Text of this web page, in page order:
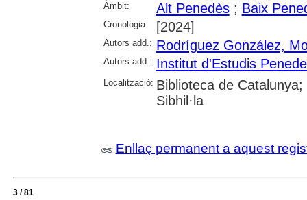
Àmbit:
Alt Penedès; Baix
Cronologia: [2024]
Autors add.: Rodríguez González,
Autors add.: Institut d'Estudis
Localització: Biblioteca de
Sibhil·la
Enllaç permanent a aquest
3 / 81